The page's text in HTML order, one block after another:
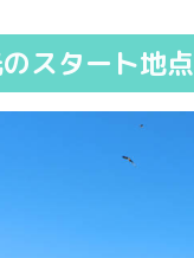
スタート地点